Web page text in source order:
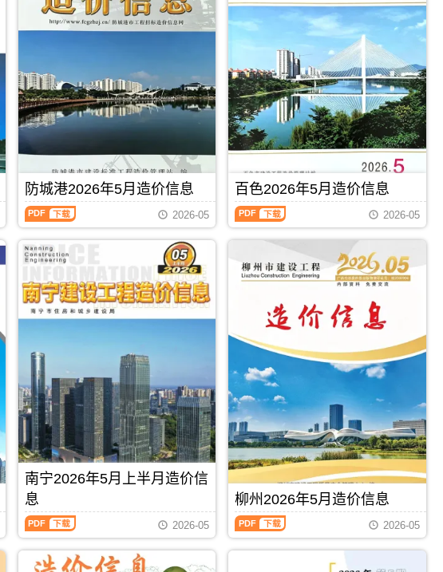
息
清
扫
描
件
PDF，
防
城
信
息
价
包
含
区
域：
城
港
市、
市、
上
思
县;
主
办：
防
城
市
建
设
标
准
工
息
网
州
信
息
价
包
含
区
域：
钦
州
市、
钦
州
灵
山
县;，
钦
市
造
价
信
息
期
PDF
设
工
程
造
价
信
期
刊，
由
贺
州
市
建
造
价
信
息
发
布，
当
前
贺
州
造
价
信
息
每
月
一
期
贺
州
PDF 下载
息
（梧
建
设
工
程
造
价
信
期
刊，
由
梧
州
市
设
造
网
用
梧
州
工
程
投
资
估
算
编
制，
属
于
PDF 下载
防城港2026年5月造价信息
防
城
2026
年
月
造
价
（防
港
建
设
造
价
信
息）
期
刊，
由
防
下载
2026-05
百色2026年5月造价信息
百
色
月
（百
建
设
工
程
造
价
信
息）
刊，
由
百
色
市
PDF 下载
2026-05
南宁2026年5月上半月造价信
息
南
宁
2026-05
柳州2026年5月造价信息
柳
州
2026-05